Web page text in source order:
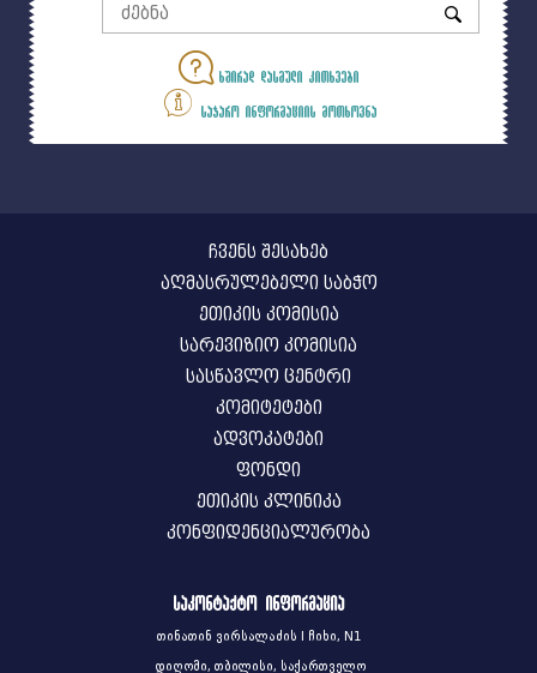
ხშირად დასმული კითხვები
საჯარო ინფორმაციის მოთხოვნა
ჩვენს შესახებ
აღმასრულებელი საბჭო
ეთიკის კომისია
სარევიზიო კომისია
სასწავლო ცენტრი
კომიტეტები
ადვოკატები
ფონდი
ეთიკის კლინიკა
კონფიდენციალურობა
საკონტაქტო ინფორმაცია
თინათინ ვირსალაძის I ჩიხი, N1
დიღომი, თბილისი, საქართველო